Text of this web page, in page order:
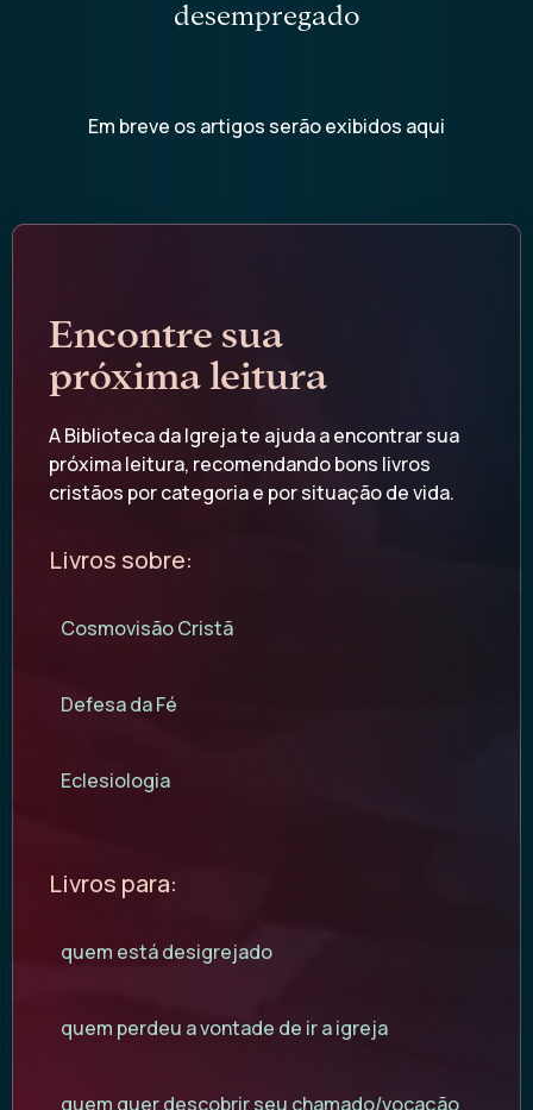
desempregado
Em breve os artigos serão exibidos aqui
Encontre sua
próxima leitura
A Biblioteca da Igreja te ajuda a encontrar sua
próxima leitura, recomendando bons livros
cristãos por categoria e por situação de vida.
Livros sobre:
Cosmovisão Cristã
Defesa da Fé
Eclesiologia
Livros para:
quem está desigrejado
quem perdeu a vontade de ir a igreja
quem quer descobrir seu chamado/vocação